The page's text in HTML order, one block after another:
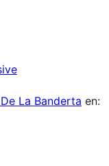
La Banderta en: